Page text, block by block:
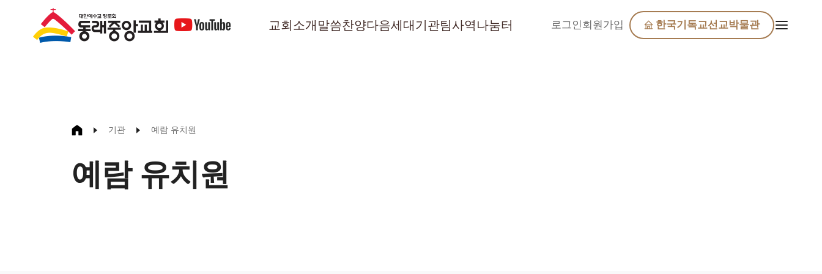
교회소개 말씀찬양다음세대기관팀사역 나눔터 로그인회원가입 한국기독교선교박물관
기관 예람 유치원
예람 유치원